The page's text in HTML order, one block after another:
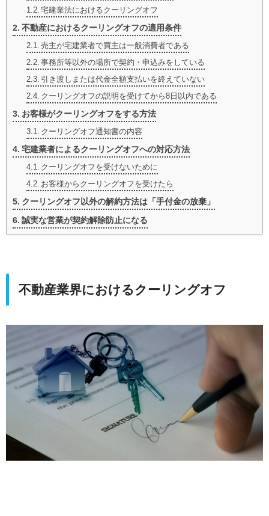
宅建業法におけるクーリングオフ
不動産におけるクーリングオフの適用条件
売主が宅建業者で買主は一般消費者である
事務所等以外の場所で契約・申込みをしている
引き渡しまたは代金全額支払いを終えていない
クーリングオフの説明を受けてから8日以内である
お客様がクーリングオフをする方法
クーリングオフ通知書の内容
宅建業者によるクーリングオフへの対応方法
クーリングオフを受けないために
お客様からクーリングオフを受けたら
クーリングオフ以外の解約方法は「手付金の放棄」
誠実な営業が契約解除防止になる
不動産業界におけるクーリングオフ